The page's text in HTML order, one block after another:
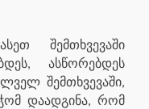
შემთხვევაში
ასწორებდეს
შემთხვევაში,
დაადგინა, რომ